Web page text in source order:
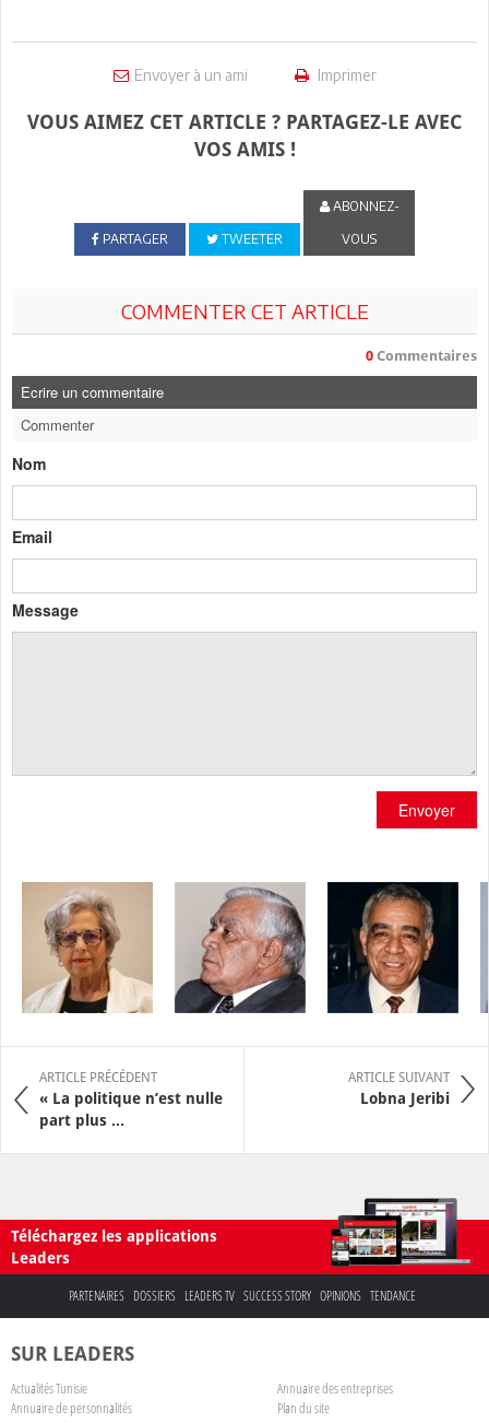
Envoyer à un ami Imprimer
VOUS AIMEZ CET ARTICLE ? PARTAGEZ-LE AVEC
VOS AMIS !
PARTAGER TWEETER
ABONNEZ-
VOUS
COMMENTER CET ARTICLE
0 Commentaires
Ecrire un commentaire
Commenter
Nom
Email
Message
Envoyer
ARTICLE PRÉCÉDENT
« La politique n’est nulle
part plus ...
ARTICLE SUIVANT
Lobna Jeribi
Téléchargez les applications
Leaders
PARTENAIRES DOSSIERS LEADERS TV SUCCESS STORY OPINIONS TENDANCE
SUR LEADERS
Actualités Tunisie
Annuaire des entreprises
Annuaire de personnalités
Plan du site